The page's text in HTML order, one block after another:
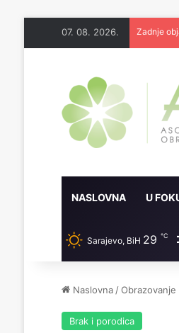
07. 08. 2026. Zadnje
NASLOVNA U
Sarajevo, BiH 29 ℃
Naslovna /Obrazovanje
Brak i porodica